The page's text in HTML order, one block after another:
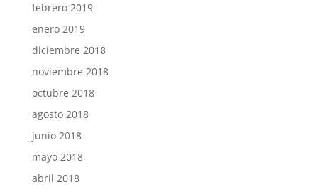
febrero 2019
enero 2019
diciembre 2018
noviembre 2018
octubre 2018
agosto 2018
junio 2018
mayo 2018
abril 2018